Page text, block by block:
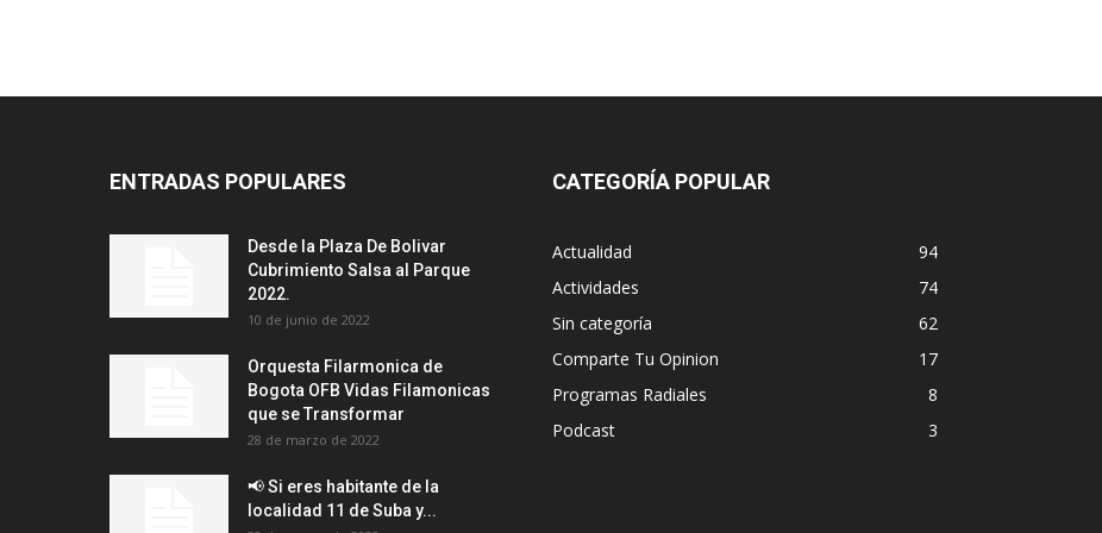
ENTRADAS POPULARES
Desde la Plaza De Bolivar
Cubrimiento Salsa al Parque
2022.
10 de junio de 2022
Orquesta Filarmonica de
Bogota OFB Vidas Filamonicas
que se Transformar
28 de marzo de 2022
📢 Si eres habitante de la
localidad 11 de Suba y...
CATEGORÍA POPULAR
Actualidad
94
Actividades
74
Sin categoría
62
Comparte Tu Opinion
17
Programas Radiales
8
Podcast
3